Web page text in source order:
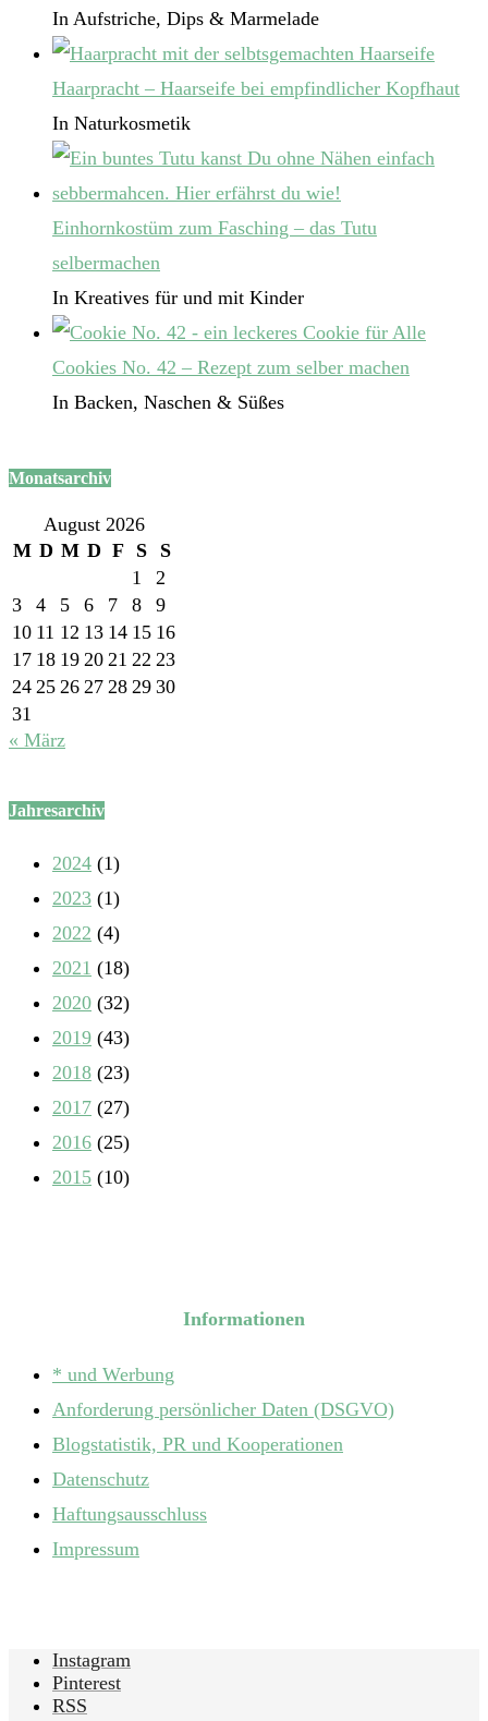
In Aufstriche, Dips & Marmelade
Haarpracht – Haarseife bei empfindlicher Kopfhaut
In Naturkosmetik
Einhornkostüm zum Fasching – das Tutu
selbermachen
In Kreatives für und mit Kinder
Cookies No. 42 – Rezept zum selber machen
In Backen, Naschen & Süßes
Monatsarchiv
August 2026
M D M D F S
S
1
2
3
4 5 6 7 8
9
10 11 12 13 14 15 16
17 18 19 20 21 22 23
24 25 26 27 28 29 30
31
« März
Jahresarchiv
2024 (1)
2023 (1)
2022 (4)
2021 (18)
2020 (32)
2019 (43)
2018 (23)
2017 (27)
2016 (25)
2015 (10)
Informationen
* und Werbung
Anforderung persönlicher Daten (DSGVO)
Blogstatistik, PR und Kooperationen
Datenschutz
Haftungsausschluss
Impressum
Instagram
Pinterest
RSS